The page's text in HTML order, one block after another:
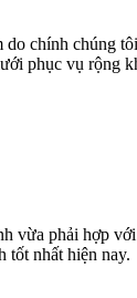
chính chúng
phục vụ rộng
vừa phải hợp
tốt nhất hiện nay.